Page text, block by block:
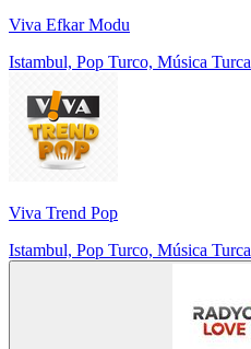
Viva Efkar Modu
Istambul, Pop Turco, Música Turca
Viva Trend Pop
Istambul, Pop Turco, Música Turca